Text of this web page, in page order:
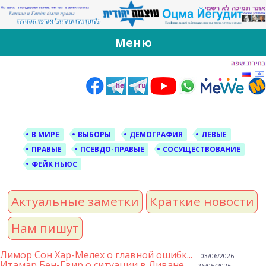
За Оцма Йегудит
עוצמה יהודית ברוסית ובעברית
Меню
В МИРЕ ВЫБОРЫ ДЕМОГРАФИЯ
ЛЕВЫЕ
ПРАВЫЕ
ПСЕВДО-ПРАВЫЕ
СОСУЩЕСТВОВАНИЕ
ФЕЙК НЬЮС
Актуальные заметки
Краткие новости
Нам пишут
Лимор Сон Хар-Мелех о главной ошибк... -- 03/06/2026